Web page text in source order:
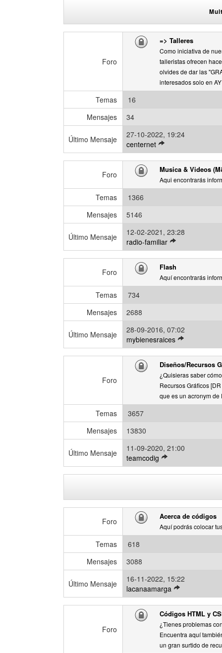
t
i
s
Foro
=> Talleres
Como iniciativa de
talleristas ofrecen
olvides de dar las
interesados solo en
Temas
16
Mensajes
34
Último Mensaje
27-10-2022, 19:24
centernet V
e
r
ú
m
e
n
s
a
Foro
Musica & Videos
Aqui encontrarás
Temas
1366
Mensajes
5146
Último Mensaje
12-02-2021, 23:28
radio-familiar V
e
r
ú
l
m
e
n
a
j
e
Foro
Flash
Aquí encontrarás
Temas
734
Mensajes
2688
Último Mensaje
28-09-2016, 07:02
mybienesraices V
e
r
ú
l
t
i
n
a
j
Foro
Diseños/Recursos
¿Quisieras saber
Recursos Gráficos
que es un acronym
Temas
3657
Mensajes
13830
Último Mensaje
11-09-2020, 21:00
teamcodig V
e
r
t
i
m
o
s
a
j
e
Foro
Acerca de códigos
Aquí podrás colocar
Temas
618
Mensajes
3088
Último Mensaje
16-11-2022, 15:22
lacanaamarga V
e
r
ú
l
t
i
Foro
Códigos HTML y
¿Tienes problemas
Encuentra aquí
un gran surtido de